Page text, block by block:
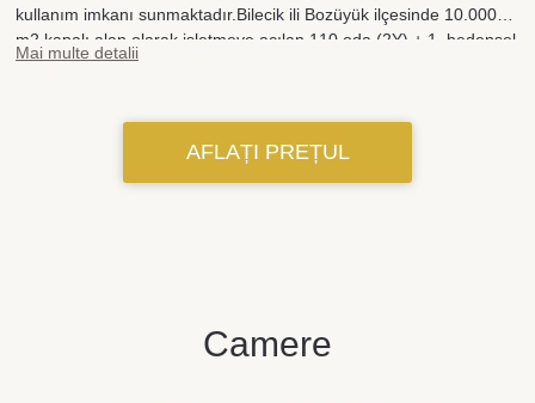
kullanım imkanı sunmaktadır.Bilecik ili Bozüyük ilçesinde 10.000
m2 kapalı alan olarak işletmeye açılan 110 oda (2Y) + 1, bedensel
engelli odası(2Y) + 1, suit (2Y) 224 yatak, 300 kişilik 1.Sınıf
Aletli Jimnastik Salonu, Türk Hamamı, Sauna, 25 araçlık garaj, 50
araçlık Açık Otopark ile iş turizminin ihtiyacı olan konaklama ve
Mai multe detalii
AFLAȚI PREȚUL
Camere